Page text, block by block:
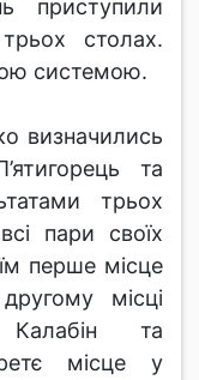
приступили
столах.
системою.
визначились
та
трьох
пари своїх
перше місце
місці
та
місце у